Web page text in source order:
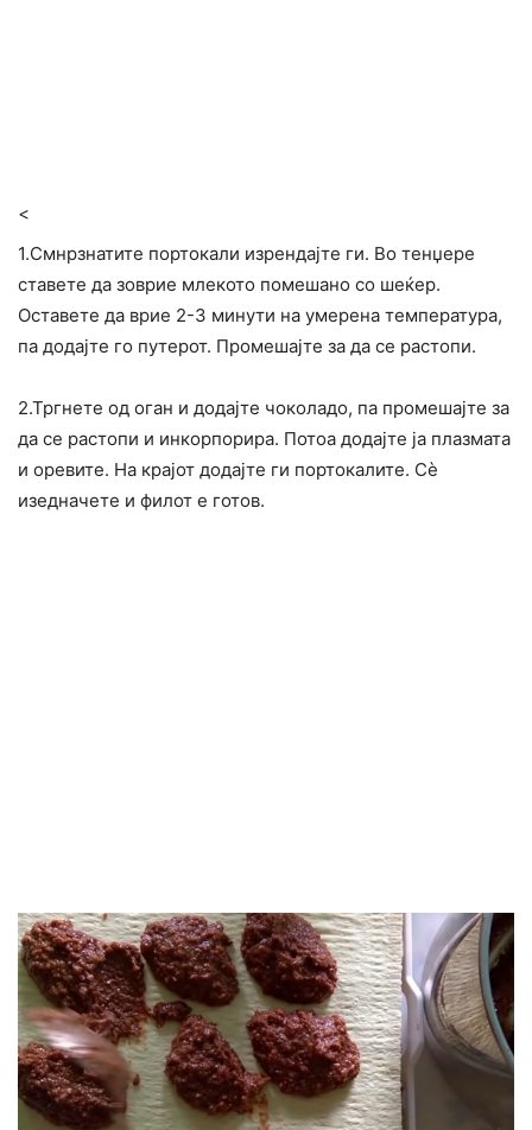
<
1.Смнрзнатите портокали изрендајте ги. Во тенџере
ставете да зоврие млекото помешано со шеќер.
Оставете да врие 2-3 минути на умерена температура,
па додајте го путерот. Промешајте за да се растопи.
2.Тргнете од оган и додајте чоколадо, па промешајте за
да се растопи и инкорпорира. Потоа додајте ја плазмата
и оревите. На крајот додајте ги портокалите. Сѐ
изедначете и филот е готов.